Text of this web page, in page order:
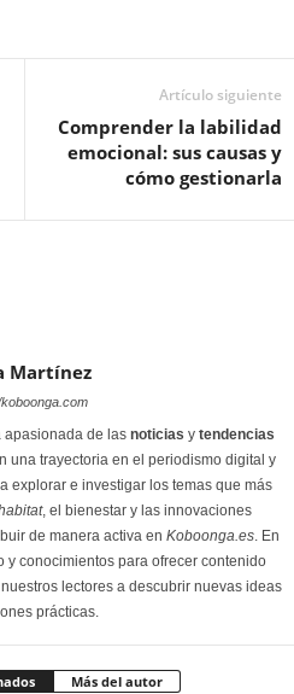
Artículo siguiente
Comprender la labilidad
emocional: sus causas y
cómo gestionarla
Martínez
apasionada de las noticias y tendencias
una trayectoria en el periodismo digital y
explorar e investigar los temas que más
, el bienestar y las innovaciones
de manera activa en Koboonga.es . En
y conocimientos para ofrecer contenido
lectores a descubrir nuevas ideas
prácticas.
Más del autor